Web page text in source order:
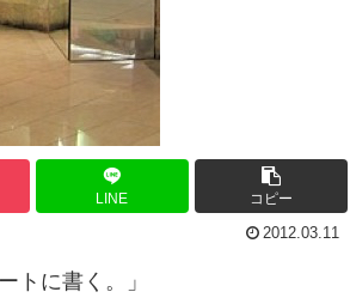
LINE コピー
2012.03.11
トに書く。」